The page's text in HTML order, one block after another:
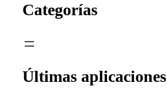
Categorías
Últimas aplicaciones